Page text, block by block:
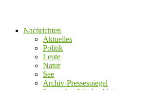
Nachrichten
Aktuelles
Politik
Leute
Natur
See
Archiv-Pressespiegel